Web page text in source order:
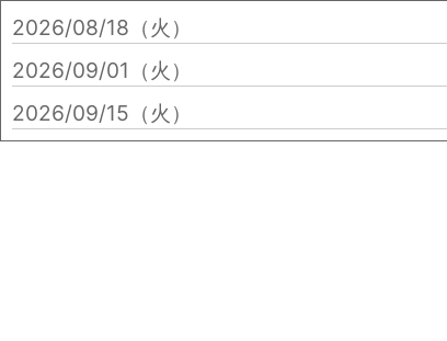
2026/08/18（火）
2026/09/01（火）
2026/09/15（火）